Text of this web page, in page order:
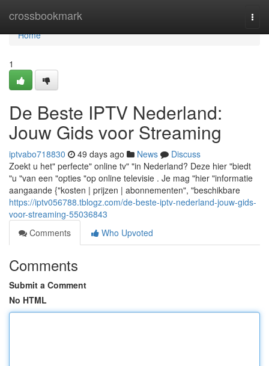
crossbookmark
Home
Home
1
De Beste IPTV Nederland:
Jouw Gids voor Streaming
iptvabo718830 49 days ago News
Discuss
Zoekt u het" perfecte" online tv" "in Nederland? Deze hier "biedt
"u "van een "opties "op online televisie . Je mag "hier "informatie
aangaande {"kosten | prijzen | abonnementen", "beschikbare
https://iptv056788.tblogz.com/de-beste-iptv-nederland-jouw-gids-
voor-streaming-55036843
Comments
Who Upvoted
Comments
Submit a Comment
No HTML